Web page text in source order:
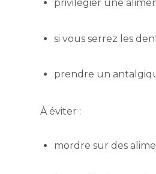
privilégier une
si vous serrez les
prendre un
À éviter :
mordre sur des